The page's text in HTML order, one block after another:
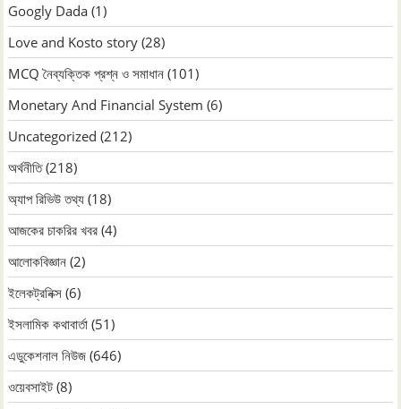
Googly Dada (1)
Love and Kosto story (28)
MCQ নৈব্যক্তিক প্রশ্ন ও সমাধান (101)
Monetary And Financial System (6)
Uncategorized (212)
অর্থনীতি(218)
অ্যাপ রিভিউ তথ্য (18)
আজকের চাকরির খবর (4)
আলোকবিজ্ঞান (2)
ইলেকট্রনিক্স (6)
ইসলামিক কথাবার্তা (51)
এডুকেশনাল নিউজ (646)
ওয়েবসাইট (8)